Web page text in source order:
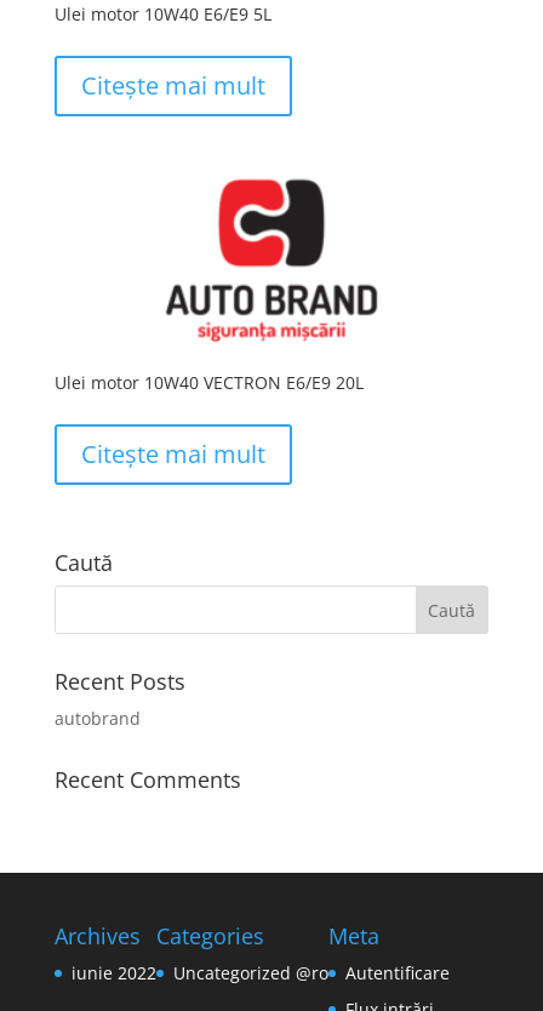
Ulei motor 10W40 E6/E9 5L
Citește mai mult
Ulei motor 10W40 VECTRON E6/E9 20L
Citește mai mult
Caută
Recent Posts
autobrand
Recent Comments
Archives
iunie 2022
Categories
Uncategorized @ro
Meta
Autentificare